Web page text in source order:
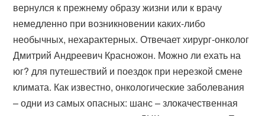
вернулся к прежнему образу жизни или к врачу
немедленно при возникновении каких-либо
необычных, нехарактерных. Отвечает хирург-онколог
Дмитрий Андреевич Красножон. Можно ли ехать на
юг? для путешествий и поездок при нерезкой смене
климата. Как известно, онкологические заболевания
– одни из самых опасных: шанс – злокачественная